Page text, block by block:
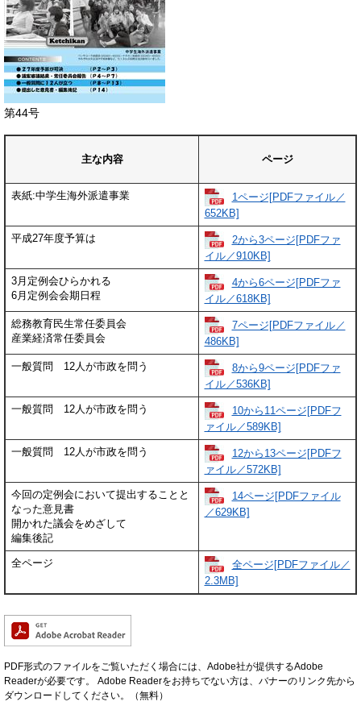
​第44号
主な内容 ページ
表紙:中学生海外派遣事業
1ページ[PDFファイル／
652KB]
平成27年度予算は
2から3ページ[PDFファ
イル／910KB]
3月定例会ひらかれる
6月定例会会期日程
4から6ページ[PDFファ
イル／618KB]
総務教育民生常任委員会
産業経済常任委員会
7ページ[PDFファイル／
486KB]
一般質問 12人が市政を問う
8から9ページ[PDFファ
イル／536KB]
一般質問 12人が市政を問う
10から11ページ[PDFフ
ァイル／589KB]
一般質問 12人が市政を問う
12から13ページ[PDFフ
ァイル／572KB]
今回の定例会において提出することと
なった意見書
開かれた議会をめざして
編集後記
14ページ[PDFファイル
／629KB]
全ページ
全ページ[PDFファイル／
2.3MB]
PDF形式のファイルをご覧いただく場合には、Adobe社が提供するAdobe
Readerが必要です。
Adobe Readerをお持ちでない方は、バナーのリンク先から
ダウンロードしてください。（無料）